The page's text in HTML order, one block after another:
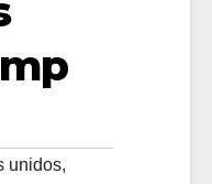
unidos,